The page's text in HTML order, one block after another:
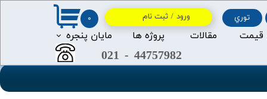
قیمت مقالات پروژه ها مايان پنجره
توري ۰ ورود / ثبت نام
حساب کاربری من
تغییر گذر واژه 021 2- 244757982